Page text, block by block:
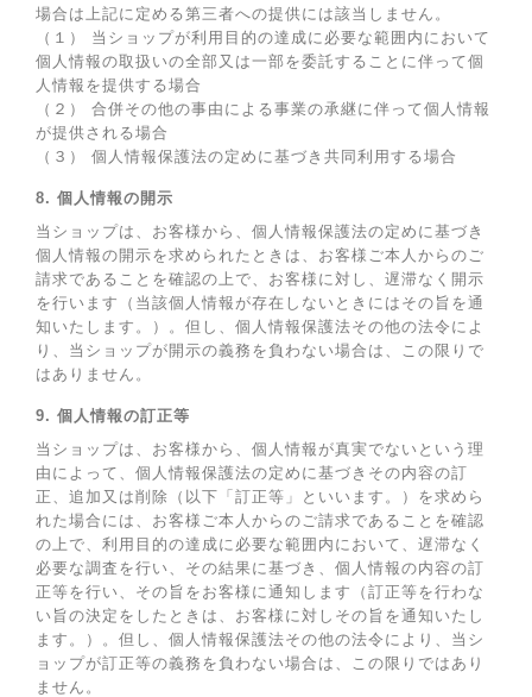
場合は上記に定める第三者への提供には該当しません。
（１） 当ショップが利用目的の達成に必要な範囲内において
個人情報の取扱いの全部又は一部を委託することに伴って個
人情報を提供する場合
（２） 合併その他の事由による事業の承継に伴って個人情報
が提供される場合
（３） 個人情報保護法の定めに基づき共同利用する場合
8. 個人情報の開示
当ショップは、お客様から、個人情報保護法の定めに基づき
個人情報の開示を求められたときは、お客様ご本人からのご
請求であることを確認の上で、お客様に対し、遅滞なく開示
を行います（当該個人情報が存在しないときにはその旨を通
知いたします。）。但し、個人情報保護法その他の法令によ
り、当ショップが開示の義務を負わない場合は、この限りで
はありません。
9. 個人情報の訂正等
当ショップは、お客様から、個人情報が真実でないという理
由によって、個人情報保護法の定めに基づきその内容の訂
正、追加又は削除（以下「訂正等」といいます。）を求めら
れた場合には、お客様ご本人からのご請求であることを確認
の上で、利用目的の達成に必要な範囲内において、遅滞なく
必要な調査を行い、その結果に基づき、個人情報の内容の訂
正等を行い、その旨をお客様に通知します（訂正等を行わな
い旨の決定をしたときは、お客様に対しその旨を通知いたし
ます。）。但し、個人情報保護法その他の法令により、当シ
ョップが訂正等の義務を負わない場合は、この限りではあり
ません。